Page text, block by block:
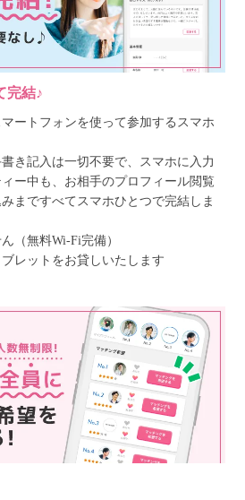
完結♪
ートフォンを使って参加するスマホ
き記入は一切不要で、スマホに入力
ー中も、お相手のプロフィール閲覧
まですべてスマホひとつで完結しま
（無料Wi-Fi完備）
レットをお貸しいたします